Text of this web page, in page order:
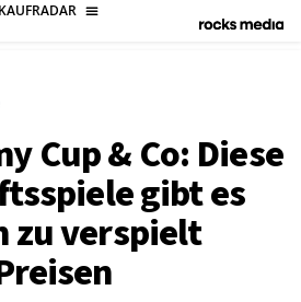
Cup & Co: Diese
gibt es
zu verspielt